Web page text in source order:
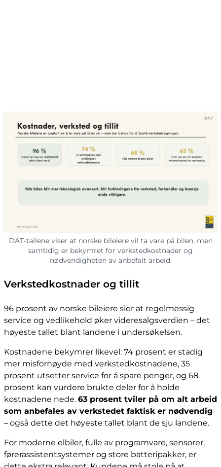
DAT-tallene viser at norske bileiere vil ta vare på bilen, men
samtidig er bekymret for verkstedkostnader og
nødvendigheten av anbefalt arbeid.
Verkstedkostnader og tillit
96 prosent av norske bileiere sier at regelmessig
service og vedlikehold øker videresalgsverdien – det
høyeste tallet blant landene i undersøkelsen.
Kostnadene bekymrer likevel: 74 prosent er stadig
mer misfornøyde med verkstedkostnadene, 35
prosent utsetter service for å spare penger, og 68
prosent kan vurdere brukte deler for å holde
kostnadene nede. 63 prosent tviler på om alt arbeid
som anbefales av verkstedet faktisk er nødvendig
– også dette det høyeste tallet blant de sju landene.
For moderne elbiler, fulle av programvare, sensorer,
førerassistentsystemer og store batteripakker, er